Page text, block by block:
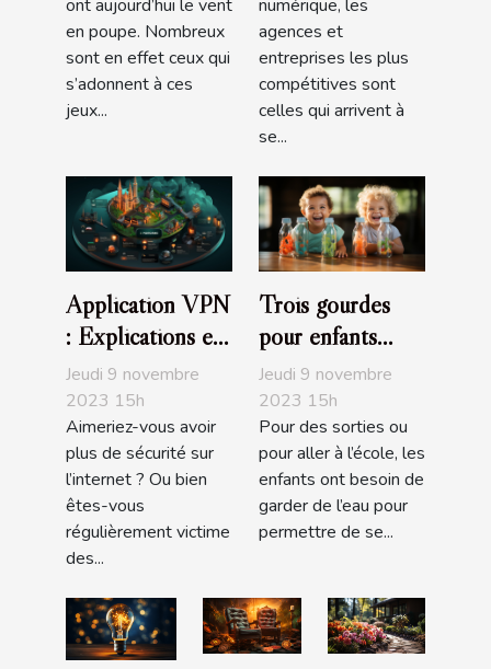
ont aujourd’hui le vent
en poupe. Nombreux
sont en effet ceux qui
s’adonnent à ces
jeux...
numérique, les
agences et
entreprises les plus
compétitives sont
celles qui arrivent à
se...
Application VPN
: Explications et
avantages
Jeudi 9 novembre
2023 15h
Aimeriez-vous avoir
plus de sécurité sur
l’internet ? Ou bien
êtes-vous
régulièrement victime
des...
Trois gourdes
pour enfants
recommandés
Jeudi 9 novembre
2023 15h
Pour des sorties ou
pour aller à l’école, les
enfants ont besoin de
garder de l’eau pour
permettre de se...